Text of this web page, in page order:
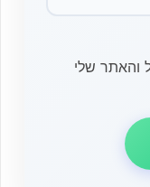
והאתר שלי